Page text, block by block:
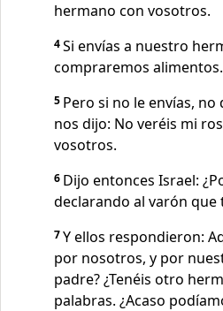
hermano con vosotros.
4Si envías a nuestro
compraremos alimentos.
5 Pero si no le envías,
nos dijo: No veréis mi
vosotros.
6 Dijo entonces Israel:
declarando al varón
7Y ellos respondieron:
por nosotros, y por
padre? ¿Tenéis otro
palabras. ¿Acaso